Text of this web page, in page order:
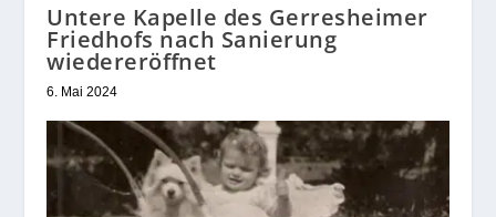
Untere Kapelle des Gerresheimer
Friedhofs nach Sanierung
wiedereröffnet
6. Mai 2024